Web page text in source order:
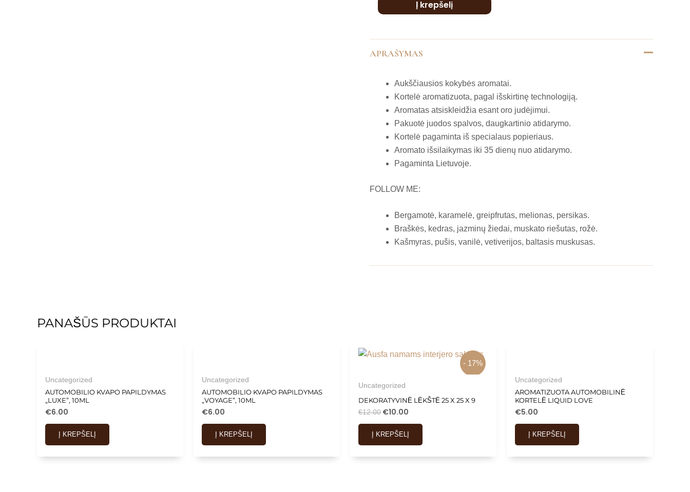
Į krepšelį
APRAŠYMAS
Aukščiausios kokybės aromatai.
Kortelė aromatizuota, pagal išskirtinę technologiją.
Aromatas atsiskleidžia esant oro judėjimui.
Pakuotė juodos spalvos, daugkartinio atidarymo.
Kortelė pagaminta iš specialaus popieriaus.
Aromato išsilaikymas iki 35 dienų nuo atidarymo.
Pagaminta Lietuvoje.
FOLLOW ME:
Bergamotė, karamelė, greipfrutas, melionas, persikas.
Braškės, kedras, jazminų žiedai, muskato riešutas, rožė.
Kašmyras, pušis, vanilė, vetiverijos, baltasis muskusas.
PANAŠŪS PRODUKTAI
Uncategorized
AUTOMOBILIO KVAPO PAPILDYMAS
„LUXE”, 10ML
€6.00
Į KREPŠELĮ
Uncategorized
AUTOMOBILIO KVAPO PAPILDYMAS
„VOYAGE”, 10ML
€6.00
Į KREPŠELĮ
- 17%
Uncategorized
DEKORATYVINĖ LĖKŠTĖ 25 X 25 X 9
€12.00 €10.00
Į KREPŠELĮ
Uncategorized
AROMATIZUOTA AUTOMOBILINĖ
KORTELĖ LIQUID LOVE
€5.00
Į KREPŠELĮ